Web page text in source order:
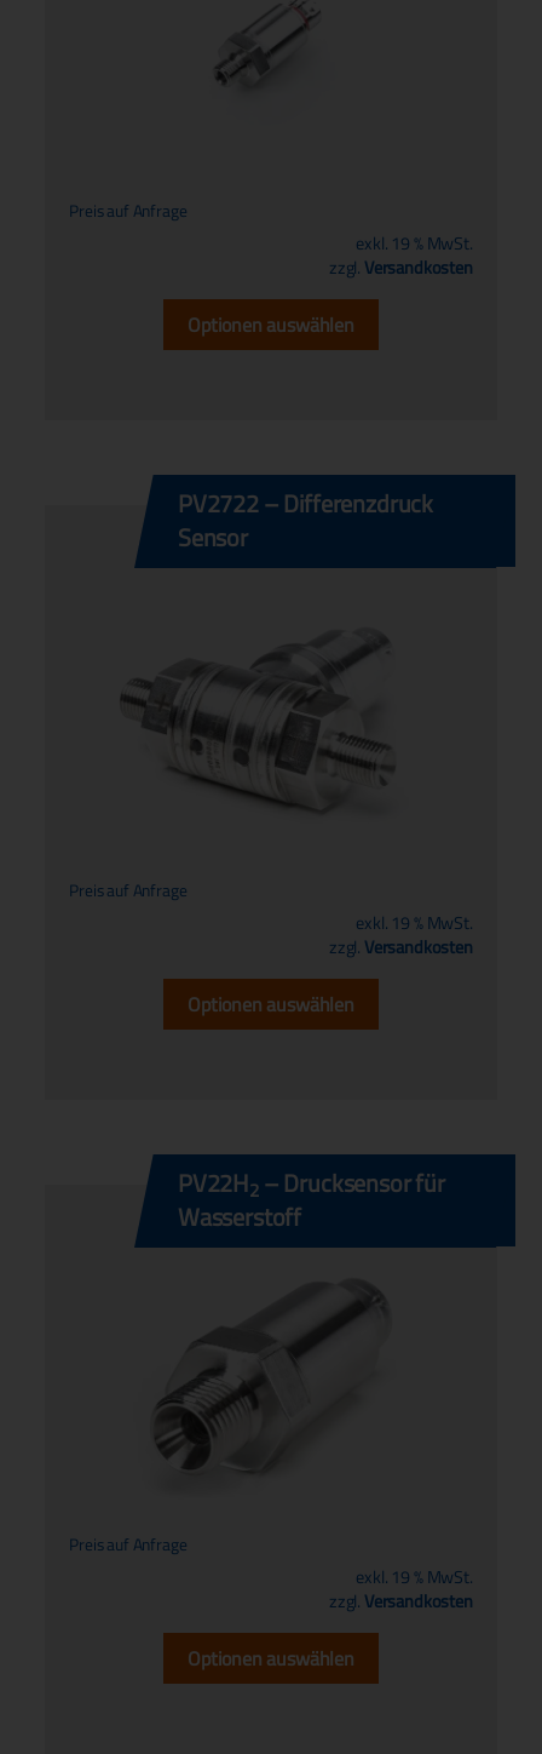
Preis auf Anfrage
exkl. 19 % MwSt.
zzgl.Versandkosten
Optionen auswählen
PV2722 – Differenzdruck
Sensor
Preis auf Anfrage
exkl. 19 % MwSt.
zzgl.Versandkosten
Optionen auswählen
PV22H2– Drucksensor für
Wasserstoff
Preis auf Anfrage
exkl. 19 % MwSt.
zzgl.Versandkosten
Optionen auswählen